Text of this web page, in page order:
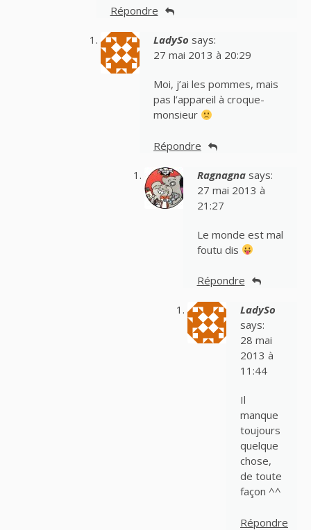
Répondre
LadySo says:
27 mai 2013 à 20:29
Moi, j’ai les pommes, mais
pas l’appareil à croque-
monsieur
Répondre
Ragnagna says:
27 mai 2013 à
21:27
Le monde est mal
foutu dis
Répondre
LadySo
says:
28 mai
2013 à
11:44
Il
manque
toujours
quelque
chose,
de toute
façon ^^
Répondre